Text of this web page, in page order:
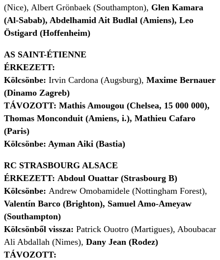
(Nice), Albert Grönbaek (Southampton), Glen Kamara
(Al-Sabab), Abdelhamid Ait Budlal (Amiens), Leo
Östigard (Hoffenheim)
AS SAINT-ÉTIENNE
ÉRKEZETT:
Kölcsönbe: Irvin Cardona (Augsburg), Maxime Bernauer
(Dinamo Zagreb)
TÁVOZOTT: Mathis Amougou (Chelsea, 15 000 000),
Thomas Monconduit (Amiens, i.), Mathieu Cafaro
(Paris)
Kölcsönbe: Ayman Aiki (Bastia)
RC STRASBOURG ALSACE
ÉRKEZETT: Abdoul Ouattar (Strasbourg B)
Kölcsönbe: Andrew Omobamidele (Nottingham Forest),
Valentín Barco (Brighton), Samuel Amo-Ameyaw
(Southampton)
Kölcsönből vissza: Patrick Ouotro (Martigues), Aboubacar
Ali Abdallah (Nimes), Dany Jean (Rodez)
TÁVOZOTT: